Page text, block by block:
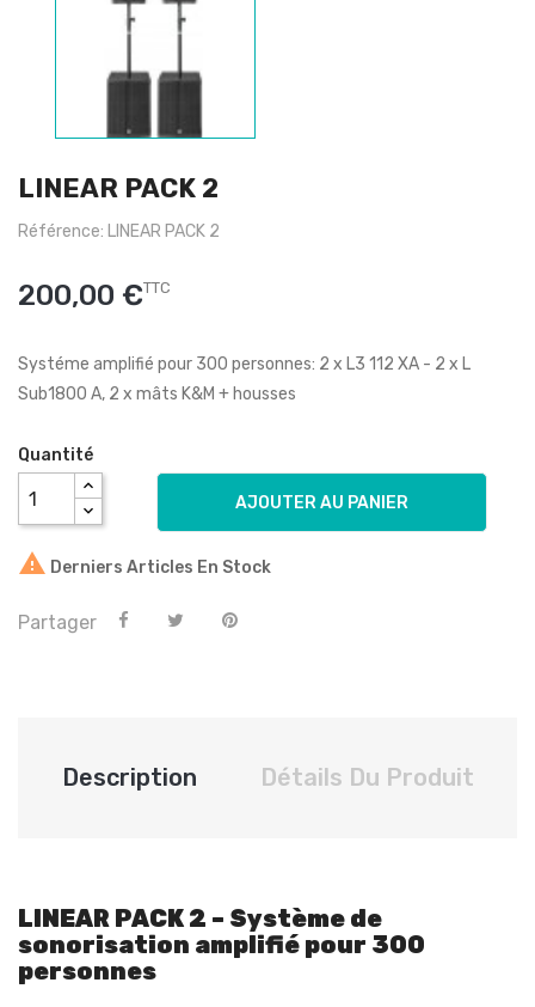
LINEAR PACK 2
Référence: LINEAR PACK 2
200,00 €TTC
Systéme amplifié pour 300 personnes: 2 x L3 112 XA - 2 x L
Sub1800 A, 2 x mâts K&M + housses
Quantité
AJOUTER AU PANIER
 Derniers Articles En Stock
Partager
Description Détails Du Produit
LINEAR PACK 2 – Système de
sonorisation amplifié pour 300
personnes